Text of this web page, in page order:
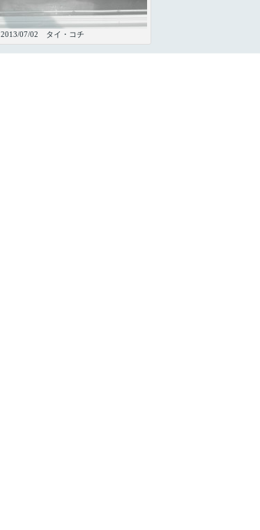
2013/07/02 タイ・コチ